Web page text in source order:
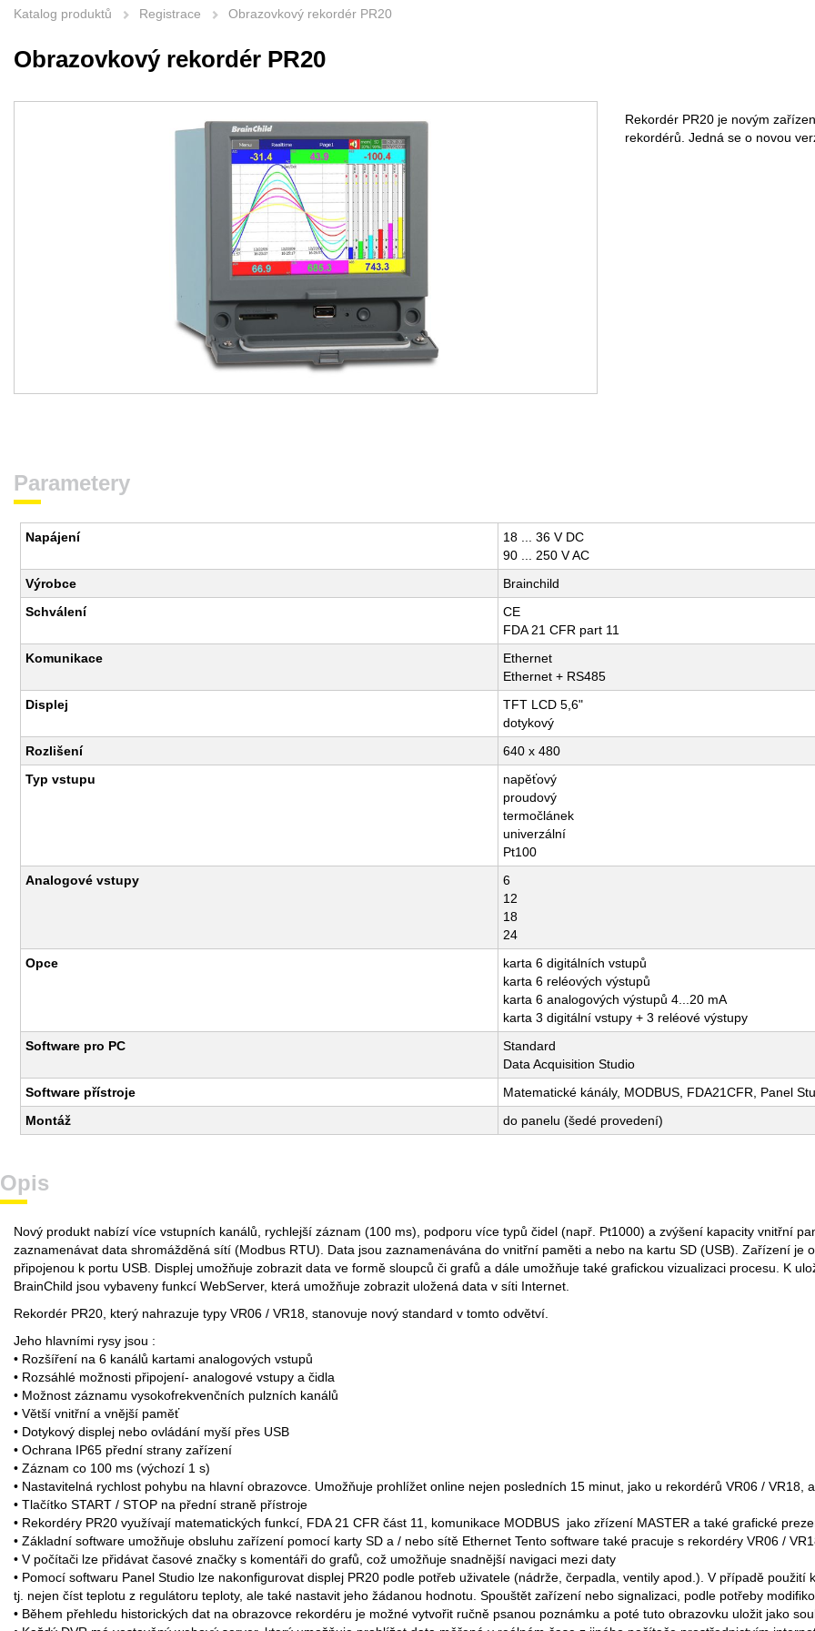
Katalog produktů Registrace Obrazovkový rekordér PR20
Obrazovkový rekordér PR20
Rekordér PR20 je novým
rekordérů. Jedná se o novou
Parametery
Napájení
18 ... 36 V DC
90 ... 250 V AC
Výrobce
Brainchild
Schválení
CE
FDA 21 CFR part 11
Komunikace
Ethernet
Ethernet + RS485
Displej
TFT LCD 5,6"
dotykový
Rozlišení
640 x 480
Typ vstupu
napěťový
proudový
termočlánek
univerzální
Pt100
Analogové vstupy
6
12
18
24
Opce
karta 6 digitálních vstupů
karta 6 reléových výstupů
karta 6 analogových výstupů 4...20 mA
karta 3 digitální vstupy + 3 reléové výstupy
Software pro PC
Standard
Data Acquisition Studio
Software přístroje
Matematické kánály, MODBUS, FDA21CFR, Panel
Montáž
do panelu (šedé provedení)
Opis
Nový produkt nabízí více vstupních kanálů, rychlejší záznam (100 ms), podporu více typů čidel (např. Pt1000) a zvýšení kapacity vnitřní
zaznamenávat data shromážděná sítí (Modbus RTU). Data jsou zaznamenávána do vnitřní paměti a nebo na kartu SD (USB). Zařízení
připojenou k portu USB. Displej umožňuje zobrazit data ve formě sloupců či grafů a dále umožňuje také grafickou vizualizaci procesu. K
BrainChild jsou vybaveny funkcí WebServer, která umožňuje zobrazit uložená data v síti Internet.
Rekordér PR20, který nahrazuje typy VR06 / VR18, stanovuje nový standard v tomto odvětví.
Jeho hlavními rysy jsou :
• Rozšíření na 6 kanálů kartami analogových vstupů
• Rozsáhlé možnosti připojení- analogové vstupy a čidla
• Možnost záznamu vysokofrekvenčních pulzních kanálů
• Větší vnitřní a vnější paměť
• Dotykový displej nebo ovládání myší přes USB
• Ochrana IP65 přední strany zařízení
• Záznam co 100 ms (výchozí 1 s)
• Nastavitelná rychlost pohybu na hlavní obrazovce. Umožňuje prohlížet online nejen posledních 15 minut, jako u rekordérů VR06 / VR18,
• Tlačítko START / STOP na přední straně přístroje
• Rekordéry PR20 využívají matematických funkcí, FDA 21 CFR část 11, komunikace MODBUS jako zřízení MASTER a také grafické
• Základní software umožňuje obsluhu zařízení pomocí karty SD a / nebo sítě Ethernet Tento software také pracuje s rekordéry VR06 /
• V počítači lze přidávat časové značky s komentáři do grafů, což umožňuje snadnější navigaci mezi daty
• Pomocí softwaru Panel Studio lze nakonfigurovat displej PR20 podle potřeb uživatele (nádrže, čerpadla, ventily apod.). V případě
tj. nejen číst teplotu z regulátoru teploty, ale také nastavit jeho žádanou hodnotu. Spouštět zařízení nebo signalizaci, podle potřeby
• Během přehledu historických dat na obrazovce rekordéru je možné vytvořit ručně psanou poznámku a poté tuto obrazovku uložit jako